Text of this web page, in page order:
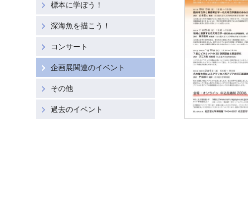
標本に学ぼう！
深海魚を描こう！
コンサート
企画展関連のイベント
その他
過去のイベント